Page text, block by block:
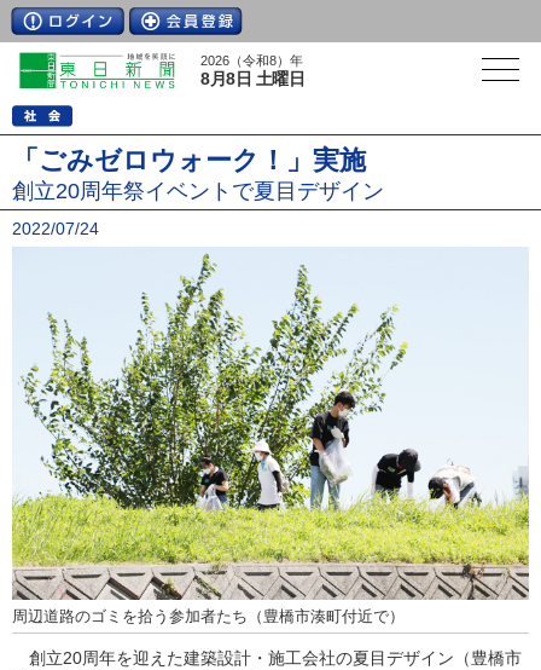
2026（令和8）年
8月8日 土曜日
「ごみゼロウォーク！」実施
創立20周年祭イベントで夏目デザイン
2022/07/24
周辺道路のゴミを拾う参加者たち（豊橋市湊町付近で）
創立20周年を迎えた建築設計・施工会社の夏目デザイン（豊橋市